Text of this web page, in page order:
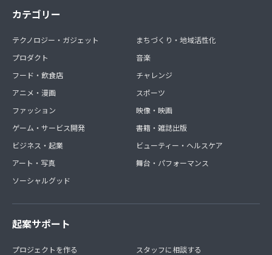
カテゴリー
テクノロジー・ガジェット
プロダクト
フード・飲食店
アニメ・漫画
ファッション
ゲーム・サービス開発
ビジネス・起業
アート・写真
ソーシャルグッド
まちづくり・地域活性化
音楽
チャレンジ
スポーツ
映像・映画
書籍・雑誌出版
ビューティー・ヘルスケア
舞台・パフォーマンス
起案サポート
プロジェクトを作る
スタッフに相談する